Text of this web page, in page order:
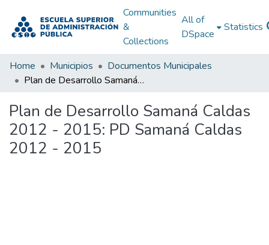
Communities
&
Collections
All of
DSpace
Statistics
Home Municipios
Documentos Municipales
Plan de Desarrollo Samaná Caldas 2012 - 2015: PD Samaná Caldas 2012 - 2015
Plan de Desarrollo Samaná Caldas
2012 - 2015: PD Samaná Caldas
2012 - 2015